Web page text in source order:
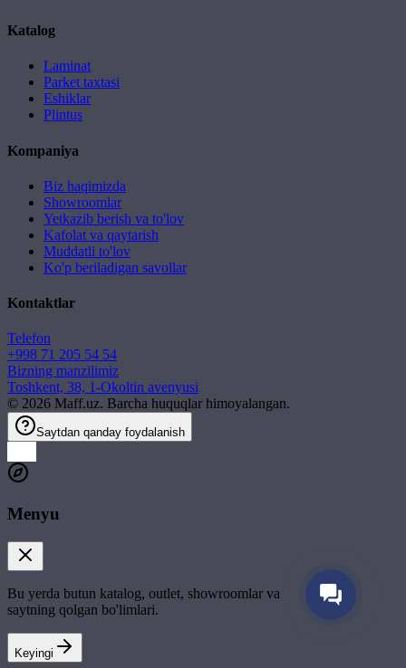
Katalog
Laminat
Parket taxtasi
Eshiklar
Plintus
Kompaniya
Biz haqimizda
Showroomlar
Yetkazib berish va to'lov
Kafolat va qaytarish
Muddatli to'lov
Ko'p beriladigan savollar
Kontaktlar
Telefon
+998 71 205 54 54
Bizning manzilimiz
Toshkent, 38, 1-Okoltin avenyusi
© 2026 Maff.uz. Barcha huquqlar himoyalangan.
Saytdan qanday foydalanish
Menyu
Bu yerda butun katalog, outlet, showroomlar va
saytning qolgan bo'limlari.
Keyingi